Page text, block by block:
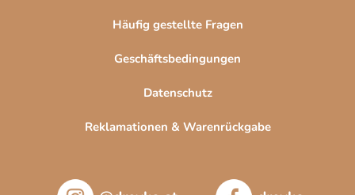
Häufig gestellte Fragen
Geschäftsbedingungen
Datenschutz
Reklamationen & Warenrückgabe